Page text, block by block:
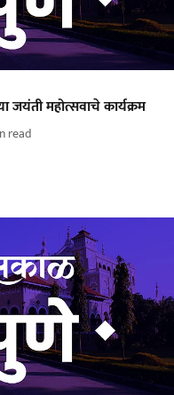
महोत्सवाचे कार्यक्रम
read